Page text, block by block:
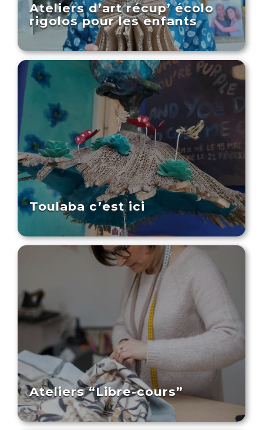
Ateliers d’art récup’ écolo
rigolos pour les enfants
Toulaba c’est ici
Ateliers “Libre-cours”